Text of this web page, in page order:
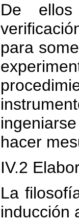
De
para
hacer
IV.2
La
inducción